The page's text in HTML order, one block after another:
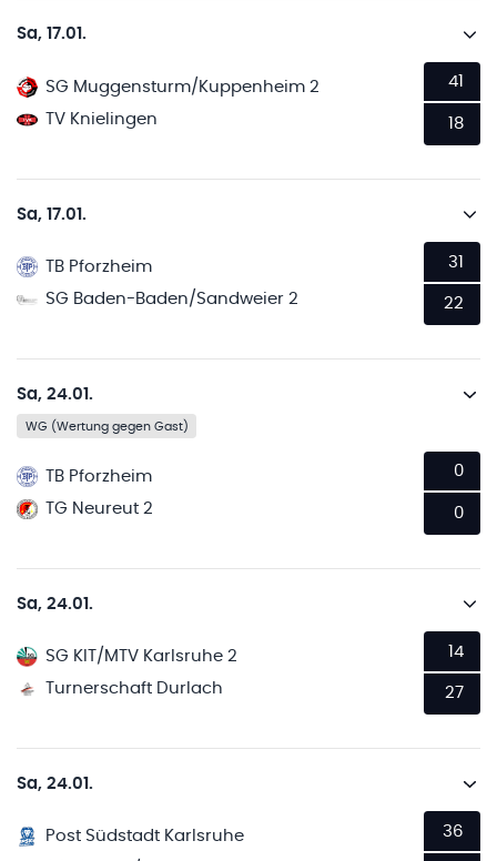
Sa, 17.01.
SG Muggensturm/Kuppenheim 2
TV Knielingen
41
18
Sa, 17.01.
TB Pforzheim
SG Baden-Baden/Sandweier 2
31
22
Sa, 24.01.
WG (Wertung gegen Gast)
TB Pforzheim
TG Neureut 2
0
0
Sa, 24.01.
SG KIT/MTV Karlsruhe 2
Turnerschaft Durlach
14
27
Sa, 24.01.
Post Südstadt Karlsruhe
36